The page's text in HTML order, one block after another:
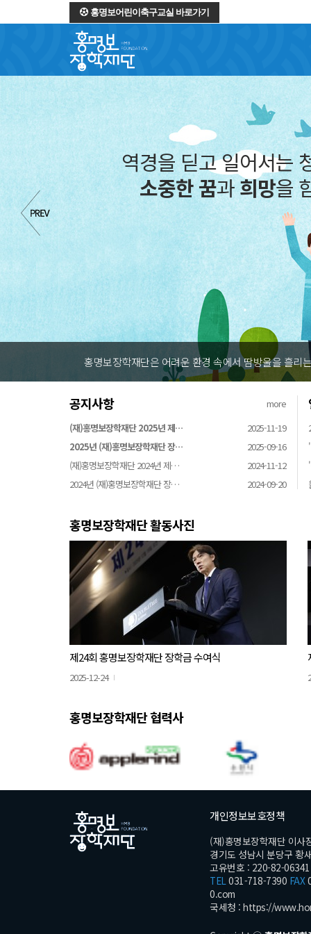
홍명보어린이축구교실 바로가기
하여 밝고 건강한 사회 인재를 육성하기 위해 설립되었습니다
공지사항
more
(재)홍명보장학재단 2025년 제…
2025-11-19
2025년 (재)홍명보장학재단 장…
2025-09-16
(재)홍명보장학재단 2024년 제…
2024-11-12
2024년 (재)홍명보장학재단 장…
2024-09-20
홍명보장학재단 활동사진
제24회 홍명보장학재단 장학금 수여식
2025-12-24
홍명보장학재단 협력사
개인정보보호정책
(재)홍명보장학재단 이사
경기도 성남시 분당구 황
고유번호 : 220-82-06341
TEL031-718-7390 FAX
0.com
국세청 : https://